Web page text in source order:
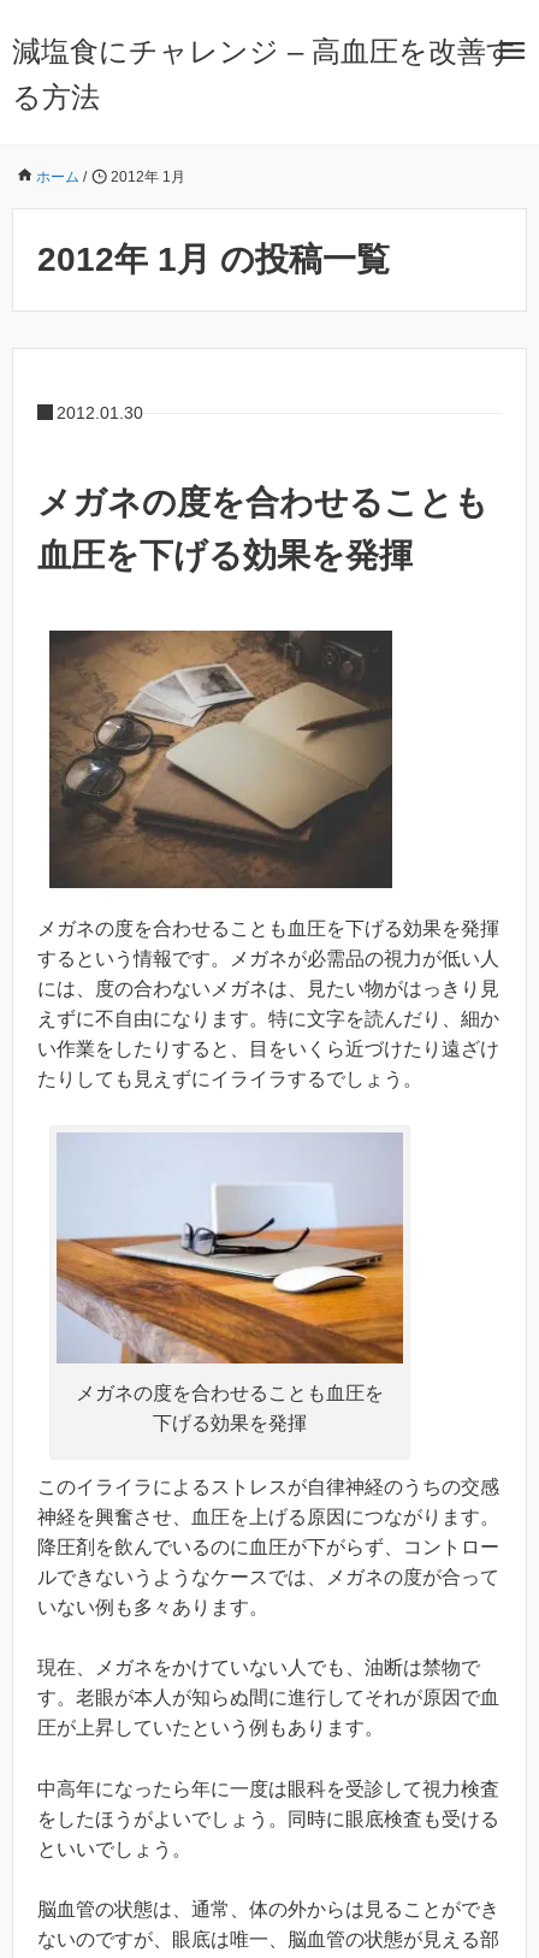
減塩食にチャレンジ – 高血圧を改善す
る方法
ホーム / 2012年 1月
2012年 1月 の投稿一覧
2012.01.30
メガネの度を合わせることも
血圧を下げる効果を発揮
メガネの度を合わせることも血圧を下げる効果を発揮
するという情報です。メガネが必需品の視力が低い人
には、度の合わないメガネは、見たい物がはっきり見
えずに不自由になります。特に文字を読んだり、細か
い作業をしたりすると、目をいくら近づけたり遠ざけ
たりしても見えずにイライラするでしょう。
メガネの度を合わせることも血圧を
下げる効果を発揮
このイライラによるストレスが自律神経のうちの交感
神経を興奮させ、血圧を上げる原因につながります。
降圧剤を飲んでいるのに血圧が下がらず、コントロー
ルできないうようなケースでは、メガネの度が合って
いない例も多々あります。
現在、メガネをかけていない人でも、油断は禁物で
す。老眼が本人が知らぬ間に進行してそれが原因で血
圧が上昇していたという例もあります。
中高年になったら年に一度は眼科を受診して視力検査
をしたほうがよいでしょう。同時に眼底検査も受ける
といいでしょう。
脳血管の状態は、通常、体の外からは見ることができ
ないのですが、眼底は唯一、脳血管の状態が見える部